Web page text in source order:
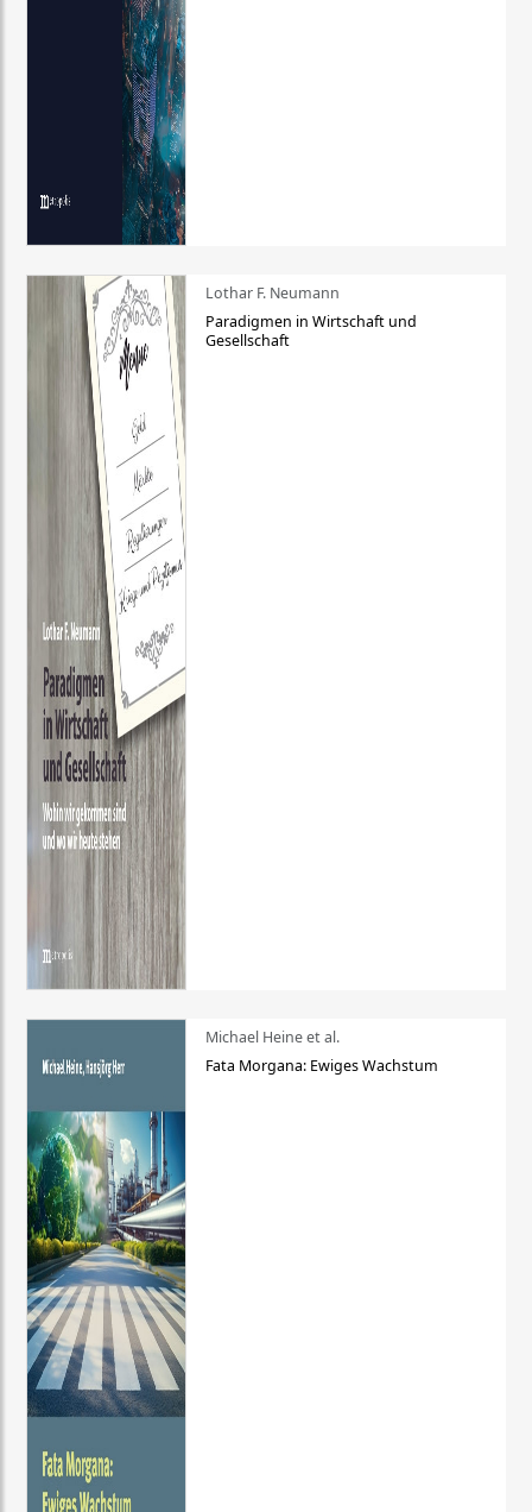
Lothar F. Neumann
Paradigmen in Wirtschaft und
Gesellschaft
Michael Heine et al.
Fata Morgana: Ewiges Wachstum